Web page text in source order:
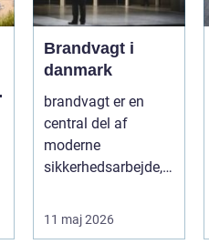
Brandvagt i
danmark
brandvagt er en
central del af
moderne
sikkerhedsarbejde,
byggepladser, ved
events og i virk...
11 maj 2026